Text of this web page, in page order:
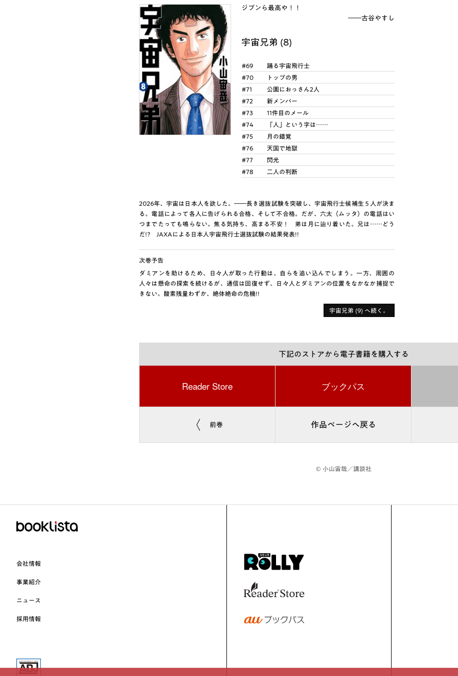
ジブンら最高や！！
――古谷やすし
宇宙兄弟 (8)
#69
踊る宇宙飛行士
#70
トップの男
#71
公園におっさん2人
#72
新メンバー
#73
11件目のメール
#74
「人」という字は……
#75
月の錯覚
#76
天国で地獄
#77
閃光
#78
二人の判断
2026年、宇宙は日本人を欲した。――長き選抜試験を突破し、宇宙飛行士候補生５人が決ま
る。電話によって各人に告げられる合格、そして不合格。だが、六太（ムッタ）の電話はい
つまでたっても鳴らない。焦る気持ち、高まる不安！ 弟は月に辿り着いた。兄は……どう
だ!? JAXAによる日本人宇宙飛行士選抜試験の結果発表!!
次巻予告
ダミアンを助けるため、日々人が取った行動は、自らを追い込んでしまう。一方、周囲の
人々は懸命の探索を続けるが、通信は回復せず、日々人とダミアンの位置をなかなか捕捉で
きない。酸素残量わずか、絶体絶命の危機!!
宇宙兄弟 (9) へ続く。
下記のストアから電子書籍を購入する
Reader Store ブックパス
前巻 作品ページへ戻る
© 小山宙哉／講談社
会社情報
事業紹介
ニュース
採用情報